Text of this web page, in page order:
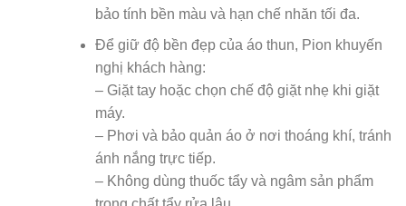
bảo tính bền màu và hạn chế nhăn tối đa.
Để giữ độ bền đẹp của áo thun, Pion khuyến
nghị khách hàng:
– Giặt tay hoặc chọn chế độ giặt nhẹ khi giặt
máy.
– Phơi và bảo quản áo ở nơi thoáng khí, tránh
ánh nắng trực tiếp.
– Không dùng thuốc tẩy và ngâm sản phẩm